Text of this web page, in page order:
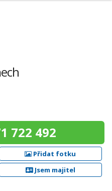
722 492
Přidat fotku
Jsem majitel